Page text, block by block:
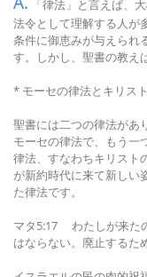
「律法」と言えば、
法令として理解する人が
条件に御恵みが与えられ
す。しかし、聖書の教え
* モーセの律法とキリス
聖書には二つの律法があ
モーセの律法で、もう一
律法、すなわちキリスト
が新約時代に来て新しい
た律法です。
マタ5:17 わたしが来た
はならない。廃止するた